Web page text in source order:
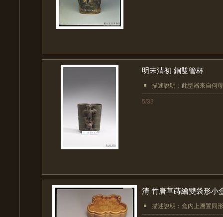
明末清初 銅雙管杯
描述說明：此型器來自何
5/33
清 竹唐草蒔繪雙袋形小
描述說明：盒內上層置同